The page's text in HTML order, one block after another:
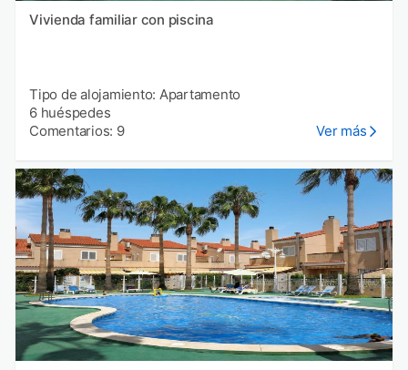
Vivienda familiar con piscina
Tipo de alojamiento: Apartamento
6 huéspedes
Comentarios: 9
Ver más